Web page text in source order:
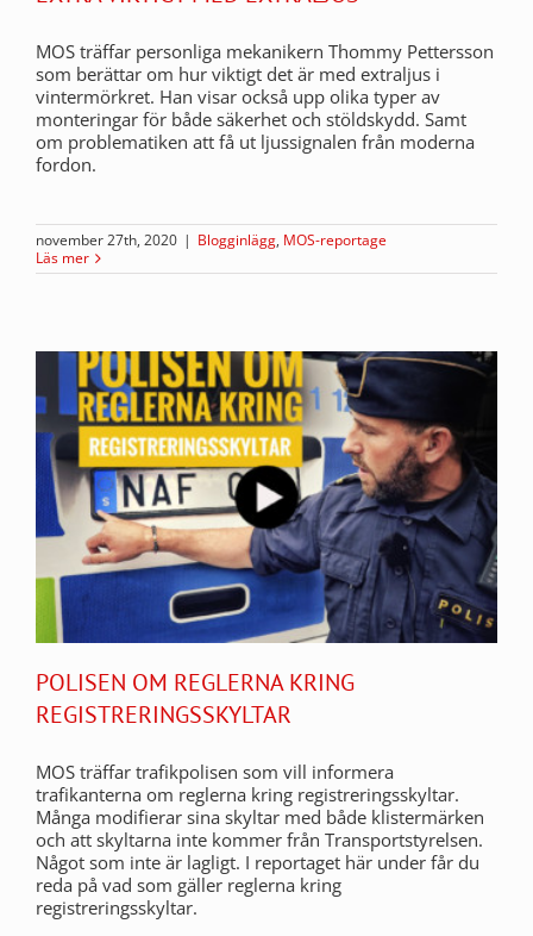
MOS träffar personliga mekanikern Thommy Pettersson
som berättar om hur viktigt det är med extraljus i
vintermörkret. Han visar också upp olika typer av
monteringar för både säkerhet och stöldskydd. Samt
om problematiken att få ut ljussignalen från moderna
fordon.
november 27th, 2020 | Blogginlägg, MOS-reportage
Läs mer
POLISEN OM REGLERNA KRING
REGISTRERINGSSKYLTAR
MOS träffar trafikpolisen som vill informera
trafikanterna om reglerna kring registreringsskyltar.
Många modifierar sina skyltar med både klistermärken
och att skyltarna inte kommer från Transportstyrelsen.
Något som inte är lagligt. I reportaget här under får du
reda på vad som gäller reglerna kring
registreringsskyltar.